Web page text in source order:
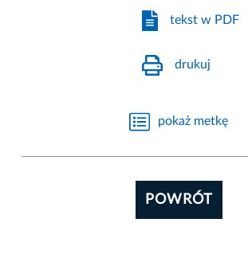
tekst w PDF
drukuj
pokaż metkę
POWRÓT